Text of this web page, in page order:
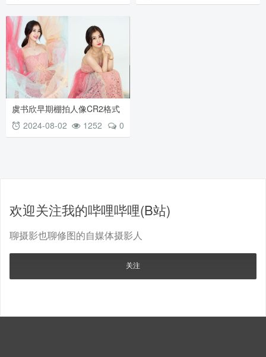
虞书欣早期棚拍人像CR2格式
2024-08-02 0
1252
欢迎关注我的哔哩哔哩(B站)
聊摄影也聊修图的自媒体摄影人
关注